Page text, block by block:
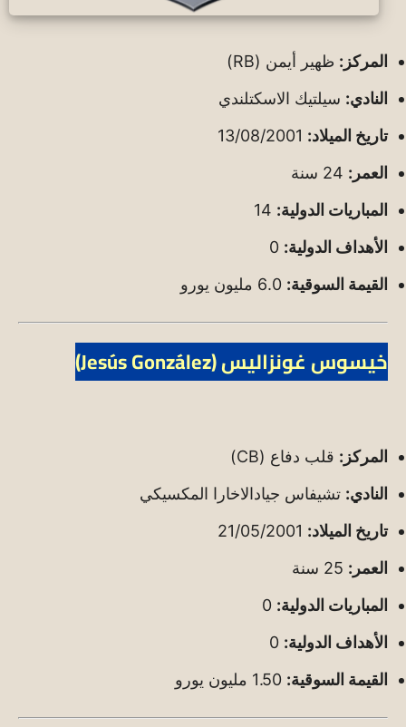
المركز: ظهير أيمن (RB)
النادي: سيلتيك الاسكتلندي
تاريخ الميلاد:
العمر:
المباريات الدولية:
الأهداف الدولية:
القيمة السوقية:
خيسوس غونزاليس (Jesús González)
المركز: قلب دفاع (CB)
النادي: تشيفاس جيادالاخارا المكسيكي
تاريخ الميلاد:
العمر:
المباريات الدولية:
الأهداف الدولية:
القيمة السوقية: